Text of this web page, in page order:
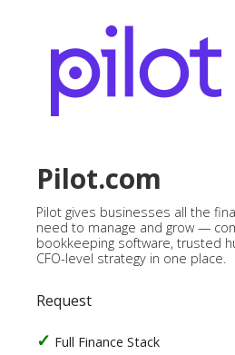
Pilot.com
Pilot gives businesses all the
need to manage and grow —
bookkeeping software, trusted
CFO-level strategy in one place.
Request
Full Finance Stack